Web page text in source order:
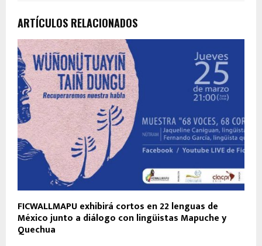
ARTÍCULOS RELACIONADOS
FICWALLMAPU exhibirá cortos en 22 lenguas de
México junto a diálogo con lingüistas Mapuche y
Quechua